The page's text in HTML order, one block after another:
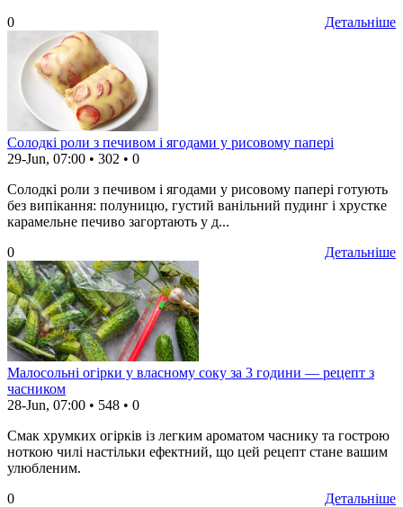
Детальніше
0
Солодкі роли з печивом і ягодами у рисовому папері
29-Jun, 07:00 • 302 • 0
Солодкі роли з печивом і ягодами у рисовому папері готують
без випікання: полуницю, густий ванільний пудинг і хрустке
карамельне печиво загортають у д...
Детальніше
0
Малосольні огірки у власному соку за 3 години — рецепт з
часником
28-Jun, 07:00 • 548 • 0
Смак хрумких огірків із легким ароматом часнику та гострою
ноткою чилі настільки ефектний, що цей рецепт стане вашим
улюбленим.
Детальніше
0